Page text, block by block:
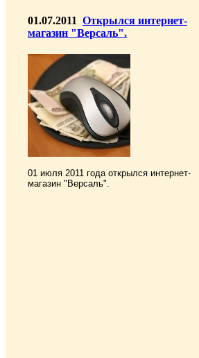
01.07.2011 Открылся интернет-
магазин "Версаль".
01 июля 2011 года открылся интернет-
магазин "Версаль".